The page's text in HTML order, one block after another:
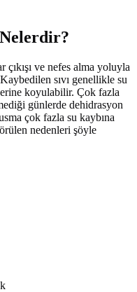
ve nefes alma yoluyla
sıvı genellikle su
koyulabilir. Çok fazla
günlerde dehidrasyon
çok fazla su kaybına
nedenleri şöyle